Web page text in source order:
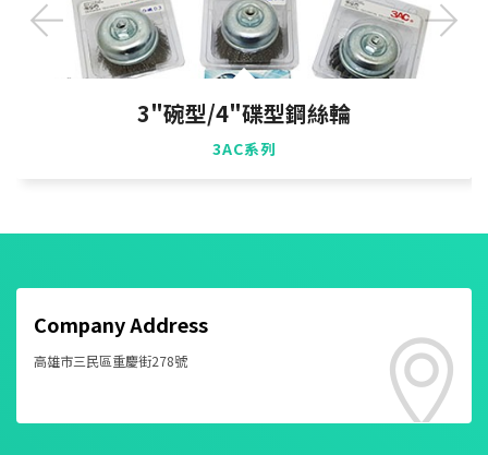
3"碗型/4"碟型鋼絲輪
3AC系列
Company Address
高雄市三民區重慶街278號